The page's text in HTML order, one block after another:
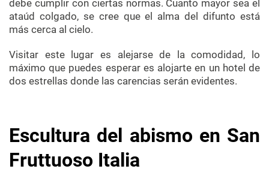
debe cumplir con ciertas normas. Cuanto mayor sea el
ataúd colgado, se cree que el alma del difunto está
más cerca al cielo.
Visitar este lugar es alejarse de la comodidad, lo
máximo que puedes esperar es alojarte en un hotel de
dos estrellas donde las carencias serán evidentes.
Escultura del abismo en San
Fruttuoso Italia